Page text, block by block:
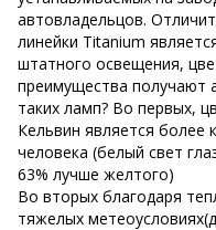
автовладельцов.
линейки Titanium
штатного освещения,
преимущества получают
таких ламп? Во первых,
Кельвин является более
человека (белый свет
63% лучше желтого)
Во вторых благодаря
тяжелых